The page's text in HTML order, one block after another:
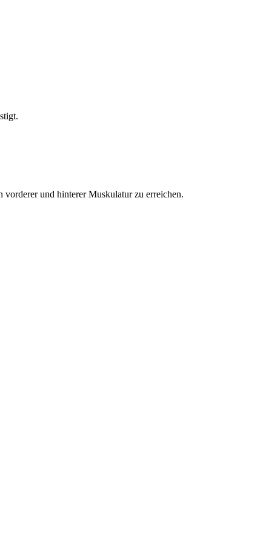
vorderer und hinterer Muskulatur zu erreichen.